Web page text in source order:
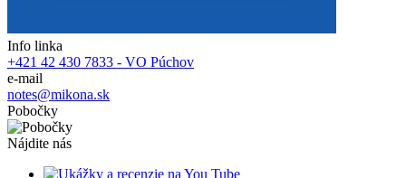
Info linka
+421 42 430 7833 - VO Púchov
e-mail
notes@mikona.sk
Pobočky
Nájdite nás